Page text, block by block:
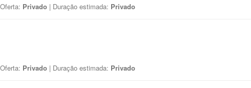
Privado | Duração estimada: Privado
Privado | Duração estimada: Privado